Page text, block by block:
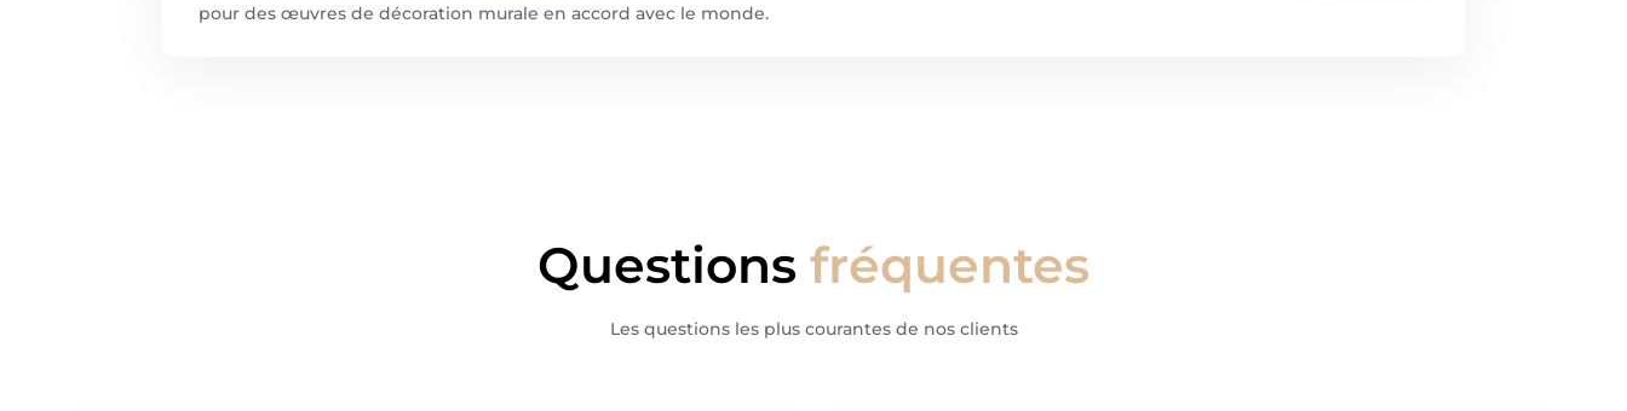
pour des œuvres de décoration murale en accord avec le monde.
Questions fréquentes
Les questions les plus courantes de nos clients